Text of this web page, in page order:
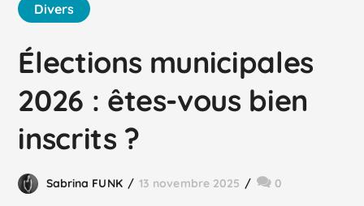
Divers
Élections municipales
2026 : êtes-vous bien
inscrits ?
Sabrina FUNK 13 novembre 2025 0